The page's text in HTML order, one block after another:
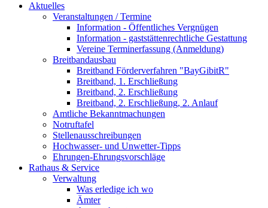
Aktuelles
Veranstaltungen / Termine
Information - Öffentliches Vergnügen
Information - gaststättenrechtliche Gestattung
Vereine Terminerfassung (Anmeldung)
Breitbandausbau
Breitband Förderverfahren "BayGibitR"
Breitband, 1. Erschließung
Breitband, 2. Erschließung
Breitband, 2. Erschließung, 2. Anlauf
Amtliche Bekanntmachungen
Notruftafel
Stellenausschreibungen
Hochwasser- und Unwetter-Tipps
Ehrungen-Ehrungsvorschläge
Rathaus & Service
Verwaltung
Was erledige ich wo
Ämter